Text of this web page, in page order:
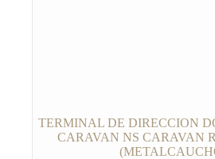
TERMINAL DE DIRECCION
CARAVAN NS CARAVAN